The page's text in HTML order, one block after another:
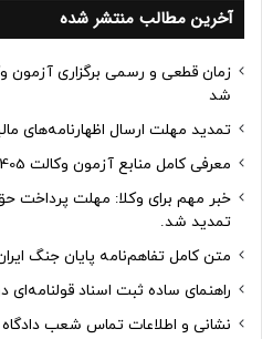
آخرین مطالب منتشر شده
شد
تمدید مهلت ارسال اظهارنامه‌های
معرفی کامل منابع آزمون وکالت 1405 کانون‌های وکلای دادگستری
تمدید شد.
متن کامل تفاهم‌نامه پایان جنگ
راهنمای ساده ثبت اسناد
نشانی و اطلاعات تماس شعب